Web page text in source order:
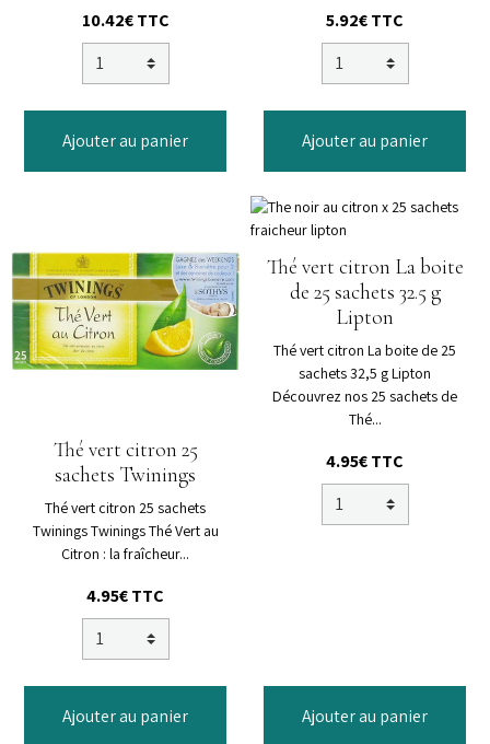
10.42€TTC
Ajouter au panier
5.92€TTC
Ajouter au panier
Thé vert citron 25
sachets Twinings
Thé vert citron 25 sachets
Twinings Twinings Thé Vert au
Citron : la fraîcheur...
4.95€TTC
Ajouter au panier
Thé vert citron La boite
de 25 sachets 32.5 g
Lipton
Thé vert citron La boite de 25
sachets 32,5 g Lipton
Découvrez nos 25 sachets de
Thé...
4.95€TTC
Ajouter au panier